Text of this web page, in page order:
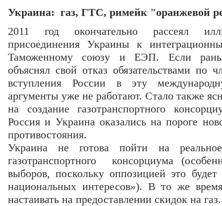
Украина: газ, ГТС, римейк "оранжевой
2011 год окончательно рассеял
присоединения Украины к
Таможенному союзу и ЕЭП. Если
объяснял свой отказ обязательствами по
вступления России в эту
аргументы уже не работают. Стало также
на создание газотранспортного
Россия и Украина оказались на пороге
противостояния.
Украина не готова пойти на реальное
газотранспортного консорциума
выборов, поскольку оппозицией это будет
национальных интересов»). В то же
настаивать на предоставлении скидок на газ.